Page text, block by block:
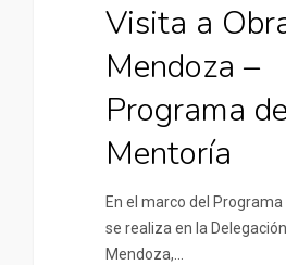
Visita a
Mendoza –
Programa de
Mentoría
En el marco del
se realiza en la
Mendoza,…